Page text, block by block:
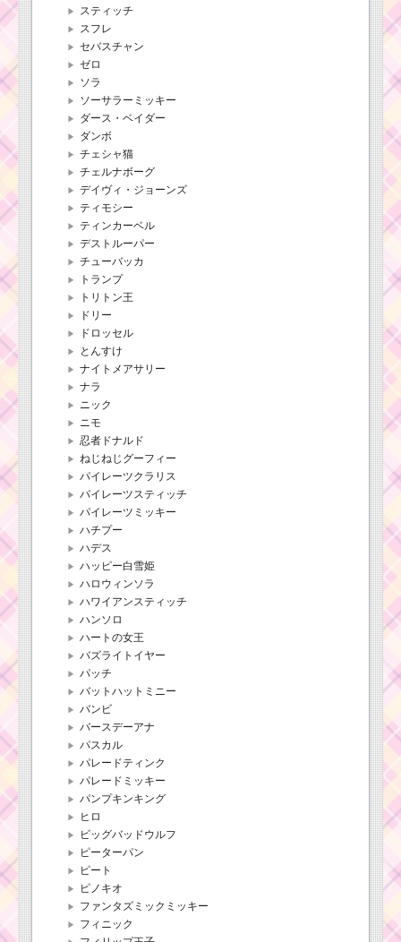
スティッチ
スフレ
セバスチャン
ゼロ
ソラ
ソーサラーミッキー
ダース・ベイダー
ダンボ
チェシャ猫
チェルナボーグ
デイヴィ・ジョーンズ
ティモシー
ティンカーベル
デストルーパー
チューバッカ
トランプ
トリトン王
ドリー
ドロッセル
とんすけ
ナイトメアサリー
ナラ
ニック
ニモ
忍者ドナルド
ねじねじグーフィー
パイレーツクラリス
パイレーツスティッチ
パイレーツミッキー
ハチプー
ハデス
ハッピー白雪姫
ハロウィンソラ
ハワイアンスティッチ
ハンソロ
ハートの女王
バズライトイヤー
パッチ
バットハットミニー
バンビ
バースデーアナ
パスカル
パレードティンク
パレードミッキー
パンプキンキング
ヒロ
ビッグバッドウルフ
ピーターパン
ピート
ピノキオ
ファンタズミックミッキー
フィニック